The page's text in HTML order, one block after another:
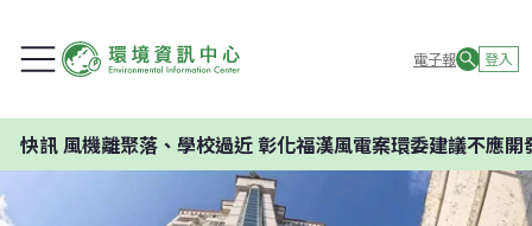
電子報 登入
離聚落、學校過近 彰化福漢風電案環委建議不應開發